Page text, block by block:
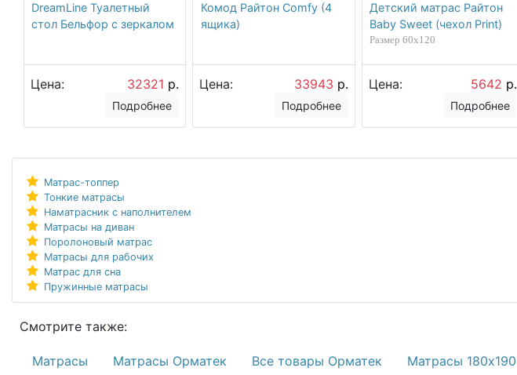
DreamLine Туалетный
стол Бельфор с зеркалом
Цена: 32321 р.
Подробнее
Комод Райтон Comfy (4
ящика)
Цена: 33943 р.
Подробнее
Детский матрас Райтон
Baby Sweet (чехол Print)
Размер 60х120
Цена: 5642 р.
Подробнее
Матрас-топпер
Тонкие матрасы
Наматрасник с наполнителем
Матрасы на диван
Поролоновый матрас
Матрасы для рабочих
Матрас для сна
Пружинные матрасы
Смотрите также:
Матрасы Матрасы Орматек Все товары Орматек Матрасы 180х190